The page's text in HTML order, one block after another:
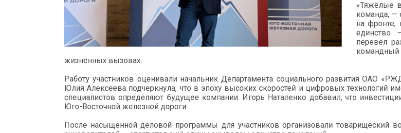
«Тяжёлые
команда, —
на
единство
перевёл
жизненных вызовах.
Работу участников оценивали начальник Департамента социального развития ОАО
Юлия Алексеева подчеркнула, что в эпоху высоких скоростей и цифровых технологий
специалистов определяют будущее компании. Игорь Наталенко добавил, что
Юго-Восточной железной дороги.
После насыщенной деловой программы для участников организовали